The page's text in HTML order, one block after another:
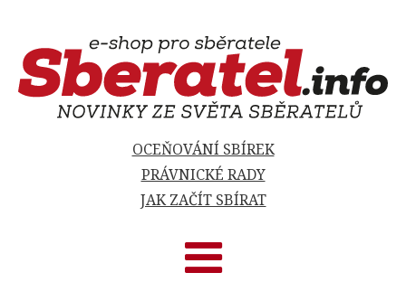
OCEŇOVÁNÍ SBÍREK
PRÁVNICKÉ RADY
JAK ZAČÍT SBÍRAT